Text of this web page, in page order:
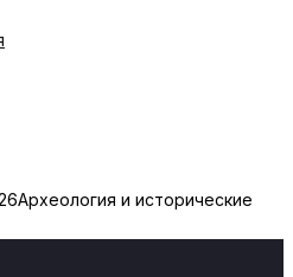
Археология и исторические